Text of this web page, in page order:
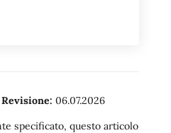
Revisione: 06.07.2026
specificato, questo articolo